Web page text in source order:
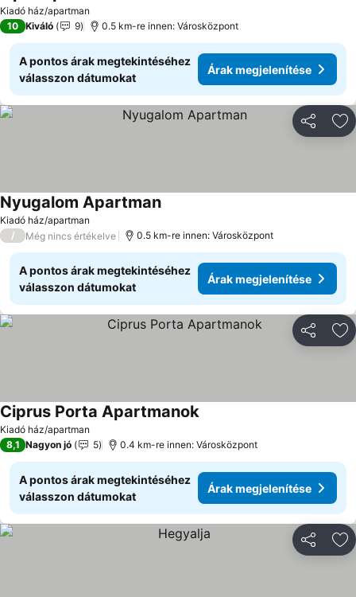
Kiadó ház/apartman
10 Kiváló 9 0.5 km-re innen: Városközpont
A pontos árak megtekintéséhez
válasszon dátumokat
Árak megjelenítése
Kiadó ház/apartman
Nyugalom ApartmanÁrak megjelenítése
/ Még nincs értékelve 0.5 km-re innen: Városközpont
A pontos árak megtekintéséhez
válasszon dátumokat
Árak megjelenítése
Kiadó ház/apartman
Ciprus Porta ApartmanokÁrak megjelenítése
8,1 Nagyon jó 5 0.4 km-re innen: Városközpont
A pontos árak megtekintéséhez
válasszon dátumokat
Árak megjelenítése